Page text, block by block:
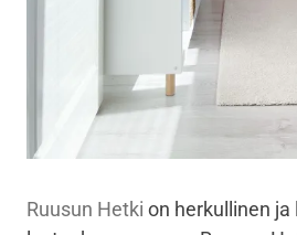
Ruusun Hetki on herkullinen ja